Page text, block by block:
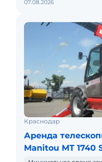
07.08.2026
Краснодар
Аренда
Manitou MT 1740